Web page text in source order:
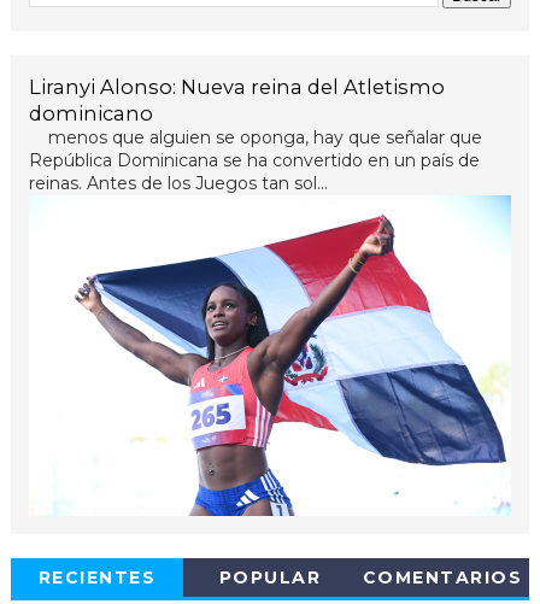
Liranyi Alonso: Nueva reina del Atletismo
dominicano
menos que alguien se oponga, hay que señalar que
República Dominicana se ha convertido en un país de
reinas. Antes de los Juegos tan sol...
RECIENTES POPULAR COMENTARIOS